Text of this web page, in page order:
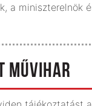
a miniszterelnök
MŰVIHAR